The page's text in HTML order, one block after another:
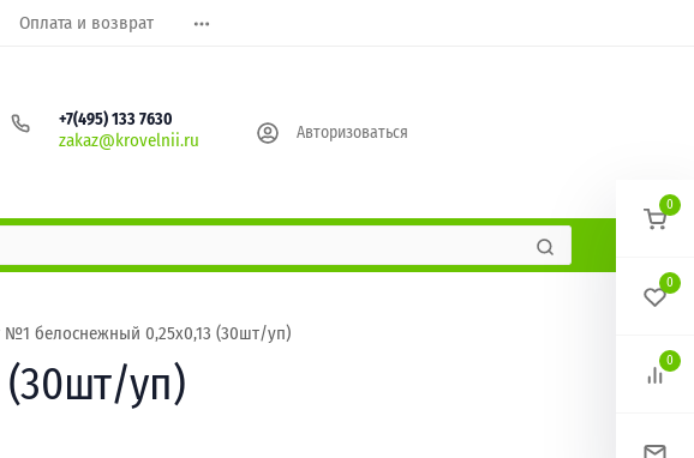
Оплата и возврат
+7(495) 133 7630
zakaz@krovelnii.ru Авторизоваться
№1 белоснежный 0,25х0,13 (30шт/уп)
уп)
0
0
0